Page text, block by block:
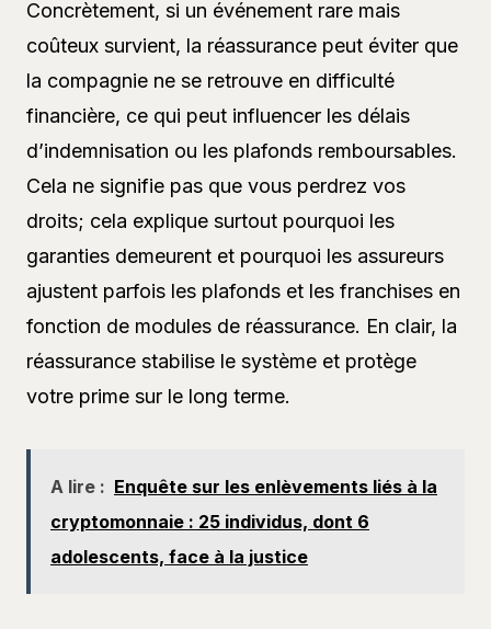
Concrètement, si un événement rare mais
coûteux survient, la réassurance peut éviter que
la compagnie ne se retrouve en difficulté
financière, ce qui peut influencer les délais
d’indemnisation ou les plafonds remboursables.
Cela ne signifie pas que vous perdrez vos
droits; cela explique surtout pourquoi les
garanties demeurent et pourquoi les assureurs
ajustent parfois les plafonds et les franchises en
fonction de modules de réassurance. En clair, la
réassurance stabilise le système et protège
votre prime sur le long terme.
A lire : Enquête sur les enlèvements liés à la
cryptomonnaie : 25 individus, dont 6
adolescents, face à la justice